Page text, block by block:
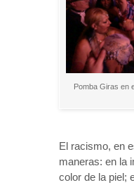
Pomba Giras en
El racismo, en
maneras: en la
color de la piel;